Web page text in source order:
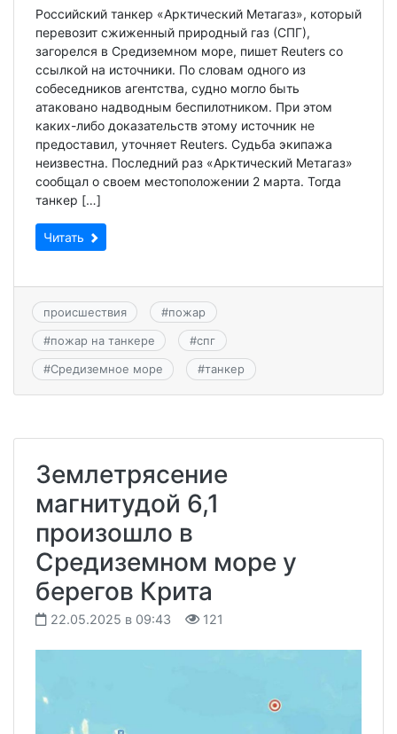
Российский танкер «Арктический Метагаз», который
перевозит сжиженный природный газ (СПГ),
загорелся в Средиземном море, пишет Reuters со
ссылкой на источники. По словам одного из
собеседников агентства, судно могло быть
атаковано надводным беспилотником. При этом
каких-либо доказательств этому источник не
предоставил, уточняет Reuters. Судьба экипажа
неизвестна. Последний раз «Арктический Метагаз»
сообщал о своем местоположении 2 марта. Тогда
танкер […]
Читать
происшествия #пожар
#пожар на танкере #спг
#Средиземное море #танкер
Землетрясение
магнитудой 6,1
произошло в
Средиземном море у
берегов Крита
22.05.2025 в 09:43 121